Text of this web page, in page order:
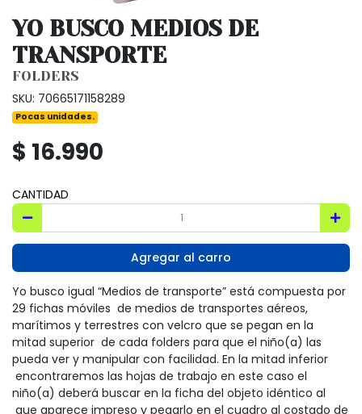
YO BUSCO MEDIOS DE
TRANSPORTE
FOLDERS
SKU: 70665171158289
Pocas unidades.
$ 16.990
CANTIDAD
Agregar al carro
Yo busco igual “Medios de transporte” está compuesta por
29 fichas móviles de medios de transportes aéreos,
marítimos y terrestres con velcro que se pegan en la
mitad superior de cada folders para que el niño(a) las
pueda ver y manipular con facilidad. En la mitad inferior
encontraremos las hojas de trabajo en este caso el
niño(a) deberá buscar en la ficha del objeto idéntico al
que aparece impreso y pegarlo en el cuadro al costado de